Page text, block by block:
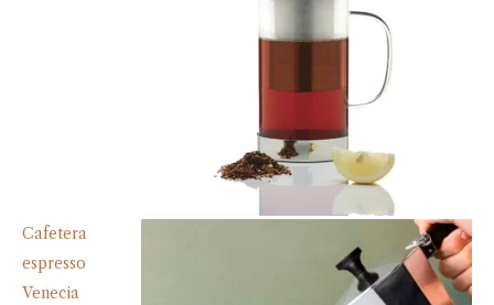
Cafetera
espresso
Venecia